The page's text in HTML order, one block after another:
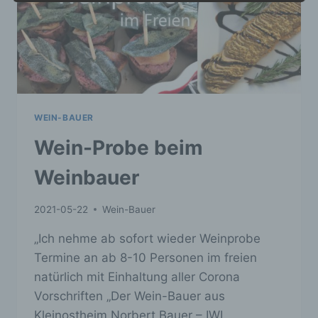
WEIN-BAUER
Wein-Probe beim
Weinbauer
2021-05-22 Wein-Bauer
„Ich nehme ab sofort wieder Weinprobe
Termine an ab 8-10 Personen im freien
natürlich mit Einhaltung aller Corona
Vorschriften „Der Wein-Bauer aus
Kleinostheim Norbert Bauer – IWI
Einschränkung der Verarbeitung ist die
Markierung gespeicherter personenbezogener
Daten mit dem Ziel, ihre künftige Verarbeitung
einzuschränken.
e) Profiling
Profiling ist jede Art der automatisierten
darin besteht, dass diese personenbezogenen
Daten verwendet werden, um bestimmte
persönliche Aspekte, die sich auf eine
natürliche Person beziehen, zu bewerten,
Arbeitsleistung, wirtschaftlicher Lage,
Interessen, Zuverlässigkeit, Verhalten,
Aufenthaltsort oder Ortswechsel dieser
natürlichen Person zu analysieren oder
f) Pseudonymisierung